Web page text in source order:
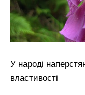
У народі
властивості